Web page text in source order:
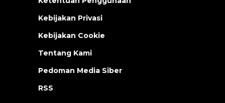
Kebijakan Privasi
Kebijakan Cookie
Tentang Kami
Pedoman Media Siber
RSS